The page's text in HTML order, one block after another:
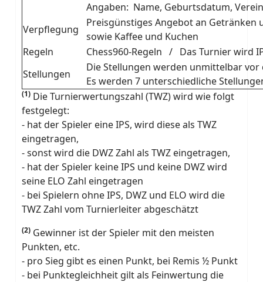
Angaben: Name, Geburtsdatum,
Verpflegung
Preisgünstiges Angebot an Getränken
sowie Kaffee und Kuchen
Regeln
Chess960-Regeln / Das Turnier wird
Stellungen
Die Stellungen werden unmittelbar vor
Es werden 7 unterschiedliche
(1) Die Turnierwertungszahl (TWZ) wird wie folgt
festgelegt:
- hat der Spieler eine IPS, wird diese als TWZ
eingetragen,
- sonst wird die DWZ Zahl als TWZ eingetragen,
- hat der Spieler keine IPS und keine DWZ wird
seine ELO Zahl eingetragen
- bei Spielern ohne IPS, DWZ und ELO wird die
TWZ Zahl vom Turnierleiter abgeschätzt
(2) Gewinner ist der Spieler mit den meisten
Punkten, etc.
- pro Sieg gibt es einen Punkt, bei Remis ½ Punkt
- bei Punktegleichheit gilt als Feinwertung die